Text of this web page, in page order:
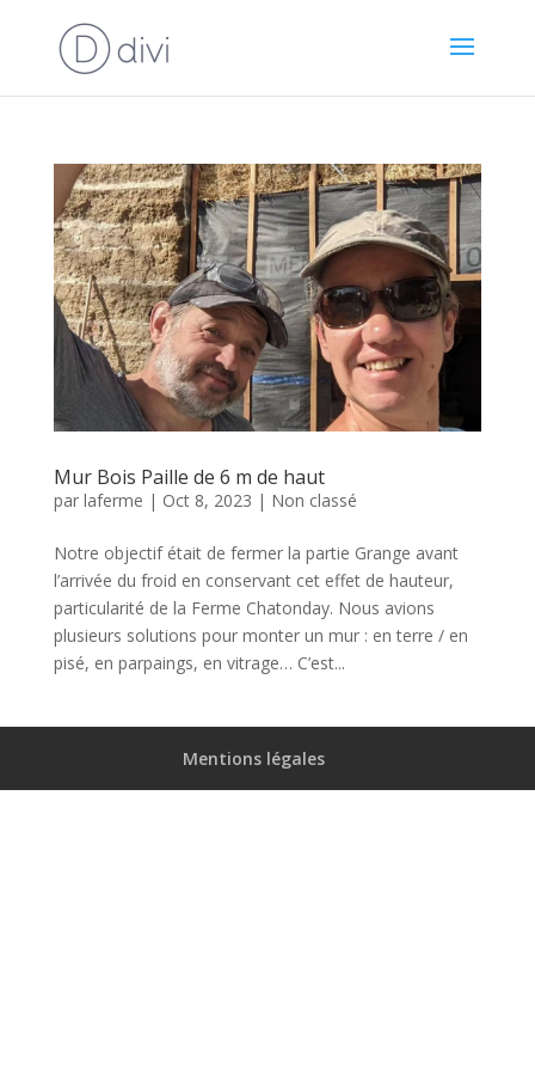
Mur Bois Paille de 6 m de haut
par laferme | Oct 8, 2023 | Non classé
Notre objectif était de fermer la partie Grange avant
l’arrivée du froid en conservant cet effet de hauteur,
particularité de la Ferme Chatonday. Nous avions
plusieurs solutions pour monter un mur : en terre / en
pisé, en parpaings, en vitrage… C’est...
Mentions légales